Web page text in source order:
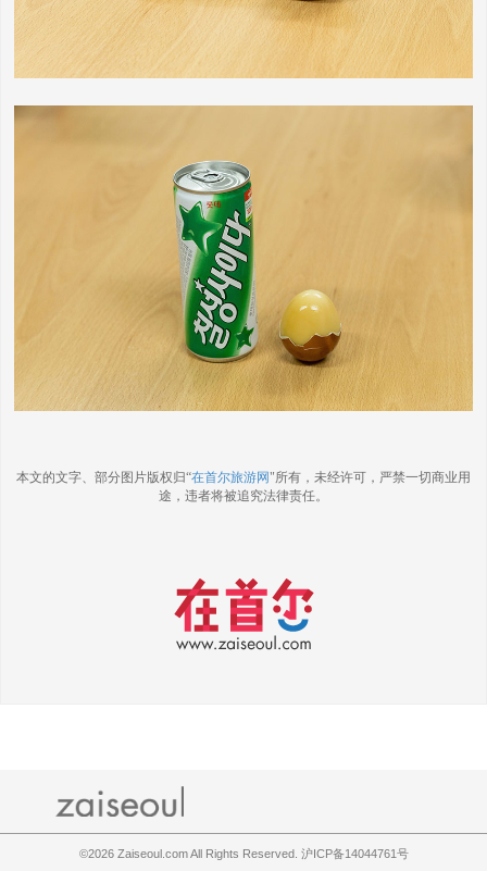
本文的文字、部分图片版权归“在首尔旅游网"所有，未经许可，严禁一切商业用
途，违者将被追究法律责任。
©2026 Zaiseoul.com All Rights Reserved. 沪ICP备14044761号